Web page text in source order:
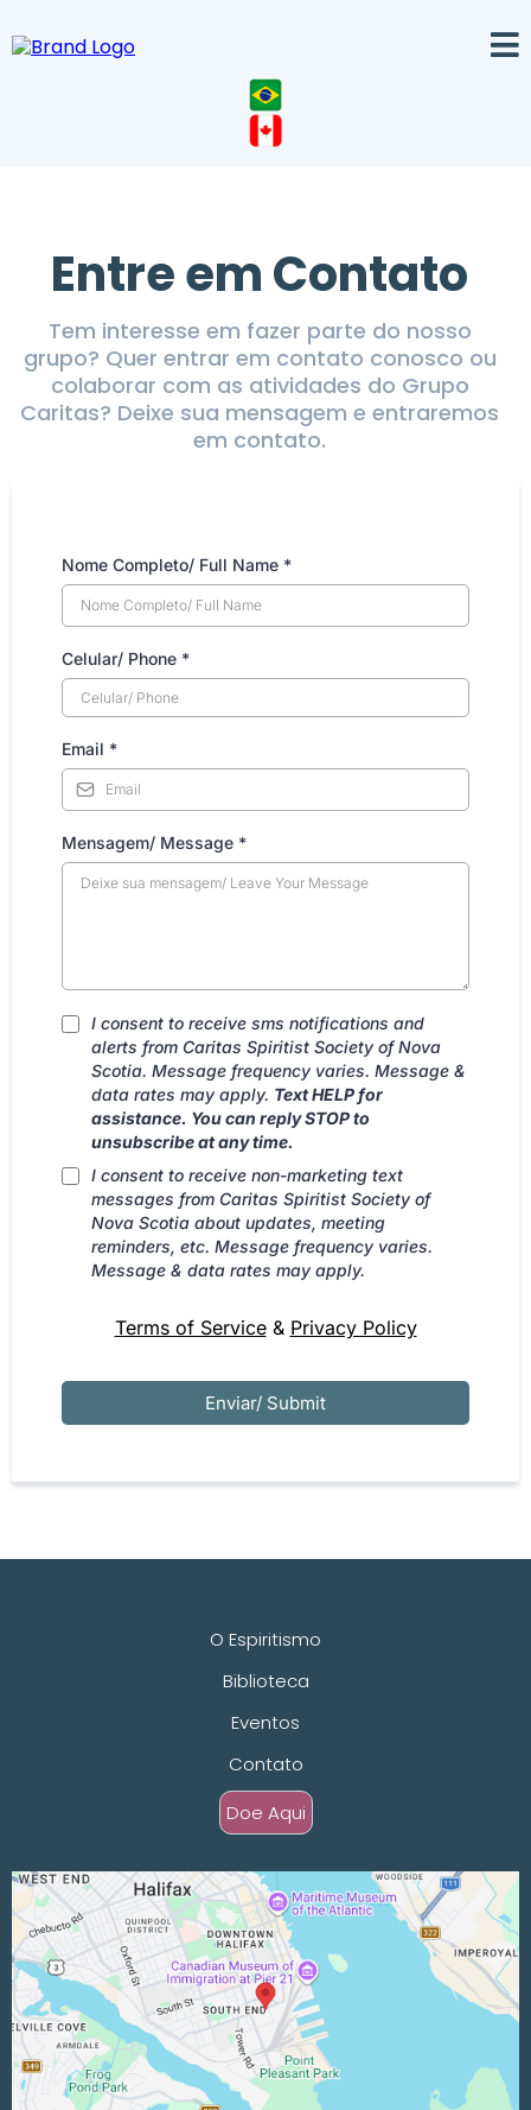
Entre em Contato
Tem interesse em fazer parte do nosso
grupo? Quer entrar em contato conosco ou
colaborar com as atividades do Grupo
Caritas? Deixe sua mensagem e entraremos
em contato.
Nome Completo/ Full Name *
Celular/ Phone *
Email *
Mensagem/ Message *
I consent to receive sms notifications and
alerts from Caritas Spiritist Society of Nova
Scotia. Message frequency varies. Message &
data rates may apply. Text HELP for
assistance. You can reply STOP to
unsubscribe at any time.
I consent to receive non-marketing text
messages from Caritas Spiritist Society of
Nova Scotia about updates, meeting
reminders, etc. Message frequency varies.
Message & data rates may apply.
Terms of Service& Privacy Policy
Enviar/ Submit
O Espiritismo
Biblioteca
Eventos
Contato
Doe Aqui